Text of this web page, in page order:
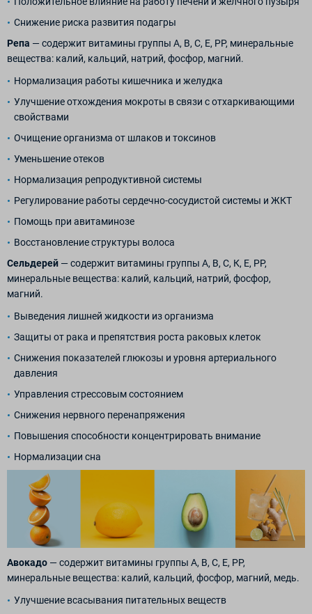
Снижение риска развития подагры
Репа — содержит витамины группы А, В, С, Е, РР, минеральные
вещества: калий, кальций, натрий, фосфор, магний.
Нормализация работы кишечника и желудка
Улучшение отхождения мокроты в связи с отхаркивающими
свойствами
Очищение организма от шлаков и токсинов
Уменьшение отеков
Нормализация репродуктивной системы
Регулирование работы сердечно-сосудистой системы и ЖКТ
Помощь при авитаминозе
Восстановление структуры волоса
Сельдерей — содержит витамины группы А, В, С, К, Е, РР,
минеральные вещества: калий, кальций, натрий, фосфор,
магний.
Выведения лишней жидкости из организма
Защиты от рака и препятствия роста раковых клеток
Снижения показателей глюкозы и уровня артериального
давления
Управления стрессовым состоянием
Снижения нервного перенапряжения
Повышения способности концентрировать внимание
Нормализации сна
Авокадо — содержит витамины группы А, В, С, Е, РР,
минеральные вещества: калий, кальций, фосфор, магний, медь.
Улучшение всасывания питательных веществ